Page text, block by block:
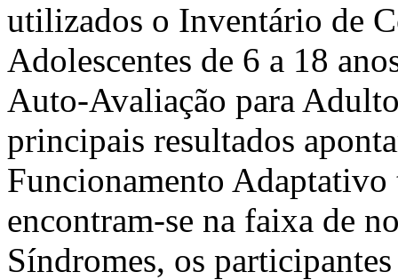
utilizados o Inventário de
Adolescentes de 6 a 18
Auto-Avaliação para
principais resultados
Funcionamento
encontram-se na faixa de
Síndromes, os